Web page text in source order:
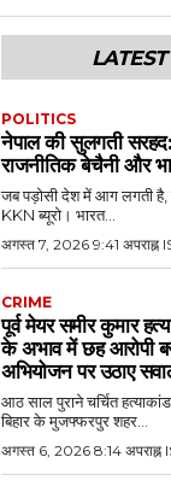
POLITICS
नेपाल की सुलगती सरहद:
राजनीतिक बेचैनी और
जब पड़ोसी देश में आग लगती है,
KKN ब्यूरो। भारत...
अगस्त 7, 2026 9:41 अपराह्न
CRIME
पूर्व मेयर समीर कुमार
के अभाव में छह आरोपी
अभियोजन पर उठाए
आठ साल पुराने चर्चित
बिहार के मुजफ्फरपुर शहर...
अगस्त 6, 2026 8:14 अपराह्न